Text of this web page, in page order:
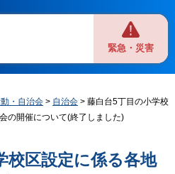
緊急・災害
・自治会 > 自治会 > 藤白台5丁目の小学校
の開催について(終了しました)
校区設定に係る各地